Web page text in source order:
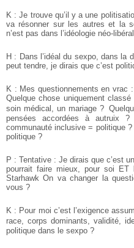
K : Je trouve qu’il y a une
va résonner sur les autres et la
n’est pas dans l’idéologie néo-
H : Dans l’idéal du sexpo, dans la
peut tendre, je dirais que c’est
K : Mes questionnements en vrac
Quelque chose uniquement
soin médical, un mariage ?
pensées accordées à autruix
communauté inclusive = politique
politique ?
P : Tentative : Je dirais que c’est
pourrait faire mieux, pour soi ET
StarhawkOn va changer la
vous ?
K : Pour moi c’est l’exigence
race, corps dominants, validité,
politique dans le sexpo ?